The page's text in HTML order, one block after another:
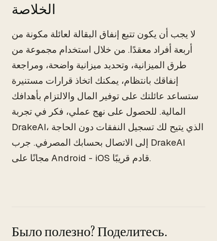
الخلاصة
لا يجب أن يكون تتبع إنفاق البقالة لعائلة مكونة من
أربعة أفراد معقدًا. من خلال استخدام مجموعة من
طرق الميزانية، وتحديد ميزانية واضحة، ومراجعة
إنفاقك بانتظام، يمكنك اتخاذ قرارات مستنيرة
ستساعد عائلتك على توفير المال والالتزام بأهدافك
المالية. للحصول على نهج عملي، فكر في تجربة
DrakeAI، الذي يتيح لك تسجيل النفقات دون الحاجة
إلى الاتصال بحسابك المصرفي. جرب DrakeAI
مجانًا على Android - iOS قادم قريبًا.
Было полезно? Поделитесь.